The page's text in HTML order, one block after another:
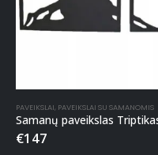
PAVEIKSLAI PAVEIKSLAI SU SAMANOMIS
Samanų paveikslas
€147